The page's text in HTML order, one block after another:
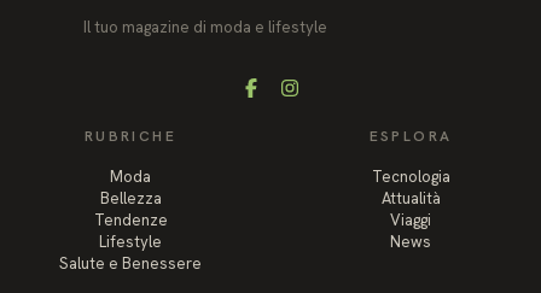
Il tuo magazine di moda e lifestyle
FacebookInstagram
RUBRICHE
Moda
Bellezza
Tendenze
Lifestyle
Salute e Benessere
ESPLORA
Tecnologia
Attualità
Viaggi
News